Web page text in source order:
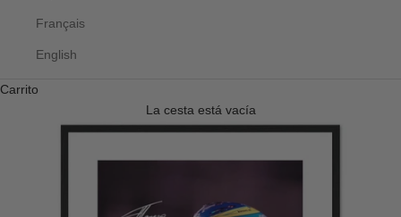
Français
English
Carrito
La cesta está vacía